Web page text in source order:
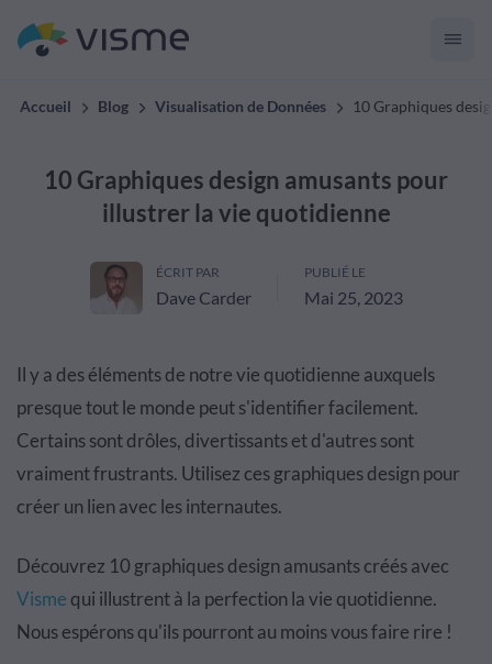
Accueil Blog Visualisation de Données 10 Graphiques
10 Graphiques design amusants pour
illustrer la vie quotidienne
ÉCRIT PAR
Dave Carder
PUBLIÉ LE
Mai 25, 2023
Il y a des éléments de notre vie quotidienne auxquels
presque tout le monde peut s'identifier facilement.
Certains sont drôles, divertissants et d'autres sont
vraiment frustrants. Utilisez ces graphiques design pour
créer un lien avec les internautes.
Découvrez 10 graphiques design amusants créés avec
Visme qui illustrent à la perfection la vie quotidienne.
Nous espérons qu'ils pourront au moins vous faire rire !